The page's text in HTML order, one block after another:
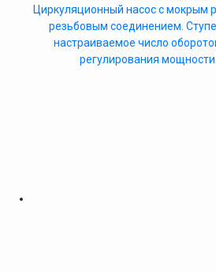
Циркуляционный насос с мокрым
резьбовым соединением.
настраиваемое число
регулирования мощности.